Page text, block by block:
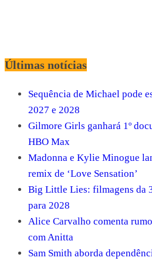
Últimas notícias
Sequência de Michael pode
2027 e 2028
Gilmore Girls ganhará 1º
HBO Max
Madonna e Kylie Minogue
remix de ‘Love Sensation’
Big Little Lies: filmagens da
para 2028
Alice Carvalho comenta
com Anitta
Sam Smith aborda